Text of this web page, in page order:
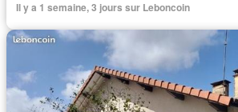
Il y a 1 semaine, 3 jours sur Leboncoin